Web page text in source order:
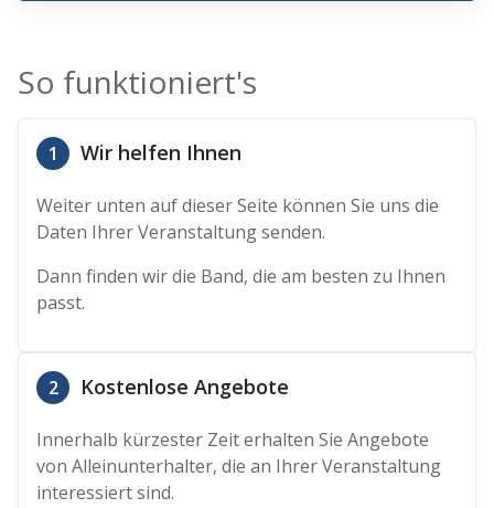
So funktioniert's
1 Wir helfen Ihnen
Weiter unten auf dieser Seite können Sie uns die
Daten Ihrer Veranstaltung senden.
Dann finden wir die Band, die am besten zu Ihnen
passt.
2 Kostenlose Angebote
Innerhalb kürzester Zeit erhalten Sie Angebote
von Alleinunterhalter, die an Ihrer Veranstaltung
interessiert sind.